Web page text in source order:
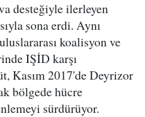
desteğiyle ilerleyen
sona erdi. Aynı
koalisyon ve
IŞİD karşı
Kasım 2017'de Deyrizor
bölgede hücre
sürdürüyor.